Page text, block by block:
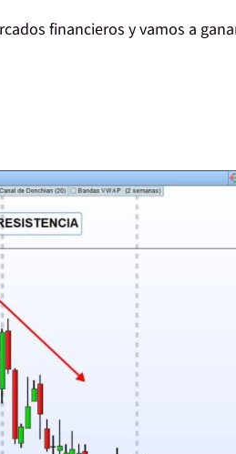
financieros y vamos a